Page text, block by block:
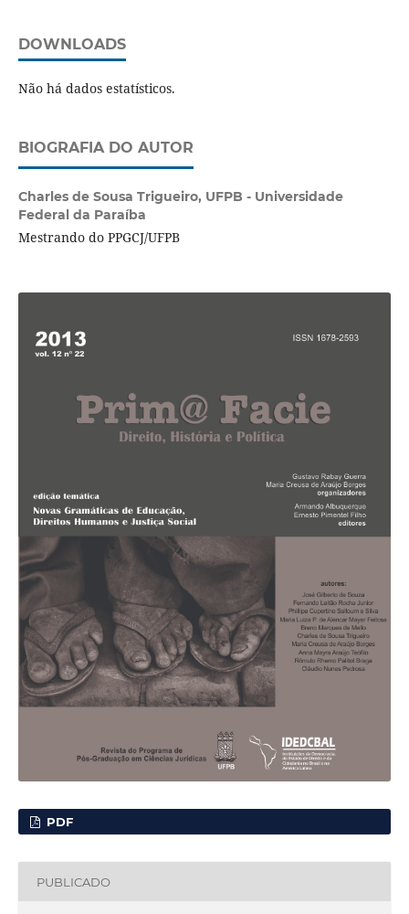
DOWNLOADS
Não há dados estatísticos.
BIOGRAFIA DO AUTOR
Charles de Sousa Trigueiro, UFPB - Universidade
Federal da Paraíba
Mestrando do PPGCJ/UFPB
PDF
PUBLICADO